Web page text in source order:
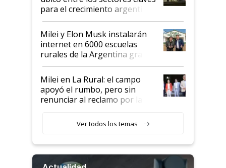
para el crecimiento argentino
Milei y Elon Musk instalarán
internet en 6000 escuelas
rurales de la Argentina gracias
a un acuerdo con Starlink
Milei en La Rural: el campo
apoyó el rumbo, pero sin
renunciar al reclamo por las
Ver todos los temas